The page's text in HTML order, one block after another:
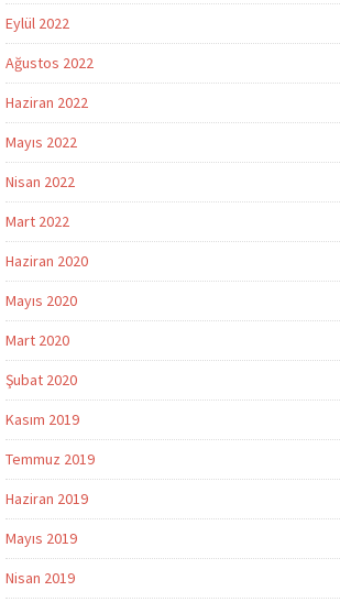
Eylül 2022
Ağustos 2022
Haziran 2022
Mayıs 2022
Nisan 2022
Mart 2022
Haziran 2020
Mayıs 2020
Mart 2020
Şubat 2020
Kasım 2019
Temmuz 2019
Haziran 2019
Mayıs 2019
Nisan 2019